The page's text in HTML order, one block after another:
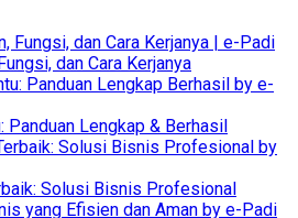
dan Cara Kerjanya
Lengkap & Berhasil
Solusi Bisnis Profesional